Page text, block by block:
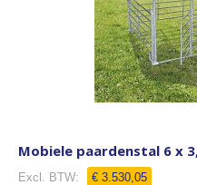
Mobiele paardenstal 6 x
€ 3.530,05
Speciale